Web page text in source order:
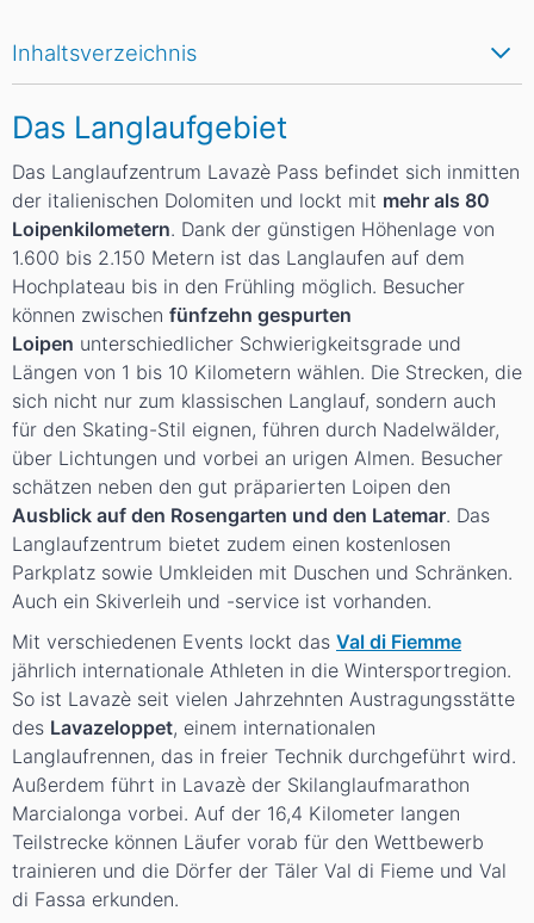
Inhaltsverzeichnis
Das Langlaufgebiet
Das Langlaufzentrum Lavazè Pass befindet sich inmitten
der italienischen Dolomiten und lockt mit mehr als 80
Loipenkilometern. Dank der günstigen Höhenlage von
1.600 bis 2.150 Metern ist das Langlaufen auf dem
Hochplateau bis in den Frühling möglich. Besucher
können zwischen fünfzehn gespurten
Loipen unterschiedlicher Schwierigkeitsgrade und
Längen von 1 bis 10 Kilometern wählen. Die Strecken, die
sich nicht nur zum klassischen Langlauf, sondern auch
für den Skating-Stil eignen, führen durch Nadelwälder,
über Lichtungen und vorbei an urigen Almen. Besucher
schätzen neben den gut präparierten Loipen den
Ausblick auf den Rosengarten und den Latemar. Das
Langlaufzentrum bietet zudem einen kostenlosen
Parkplatz sowie Umkleiden mit Duschen und Schränken.
Auch ein Skiverleih und -service ist vorhanden.
Mit verschiedenen Events lockt das Val di Fiemme
jährlich internationale Athleten in die Wintersportregion.
So ist Lavazè seit vielen Jahrzehnten Austragungsstätte
des Lavazeloppet, einem internationalen
Langlaufrennen, das in freier Technik durchgeführt wird.
Außerdem führt in Lavazè der Skilanglaufmarathon
Marcialonga vorbei. Auf der 16,4 Kilometer langen
Teilstrecke können Läufer vorab für den Wettbewerb
trainieren und die Dörfer der Täler Val di Fieme und Val
di Fassa erkunden.